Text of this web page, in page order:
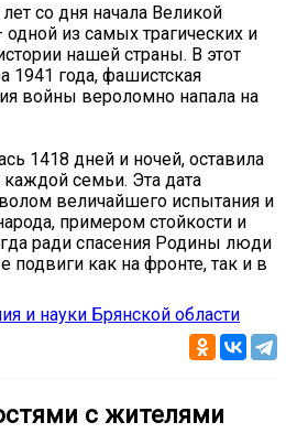
со дня начала Великой
из самых трагических и
нашей страны. В этот
1941 года, фашистская
войны вероломно напала на
1418 дней и ночей, оставила
семьи. Эта дата
величайшего испытания и
примером стойкости и
ради спасения Родины люди
как на фронте, так и в
и науки Брянской области
с жителями